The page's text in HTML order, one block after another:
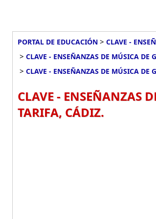
PORTAL DE EDUCACIÓN > CLAVE -
> CLAVE - ENSEÑANZAS DE MÚSICA DE
> CLAVE - ENSEÑANZAS DE MÚSICA DE
CLAVE - ENSEÑANZAS
TARIFA, CÁDIZ.